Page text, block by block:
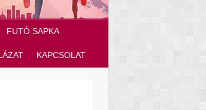
FUTÓ SAPKA
KAPCSOLAT